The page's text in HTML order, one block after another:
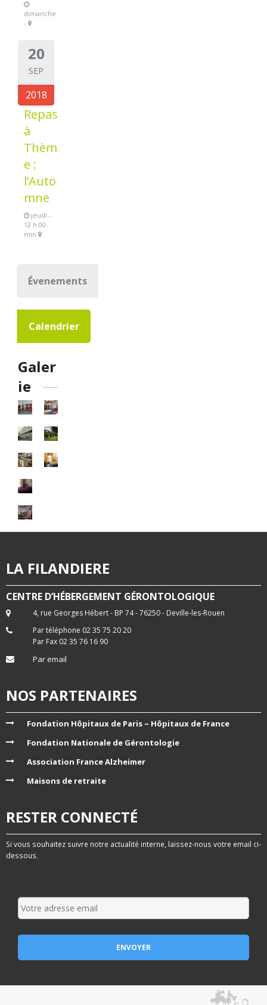
dimanche
-
20
SEP
2018
Repas
à
Thèm
e :
l’Auto
mne
jeudi -
12 h 00
min
Évenements
Calendrier
Galer
ie
LA FILANDIERE
CENTRE D’HÉBERGEMENT GÉRONTOLOGIQUE
4, rue Georges Hébert - BP 74 - 76250 - Deville-les-Rouen
Par téléphone 02 35 75 20 20
Par Fax 02 35 76 16 90
Par email
NOS PARTENAIRES
Fondation Hôpitaux de Paris – Hôpitaux de France
Fondation Nationale de Gérontologie
Association France Alzheimer
Maisons de retraite
RESTER CONNECTÉ
Si vous souhaitez suivre notre actualité interne, laissez-nous votre email ci-
dessous.